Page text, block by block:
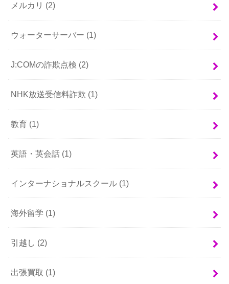
メルカリ (2)
ウォーターサーバー (1)
J:COMの詐欺点検 (2)
NHK放送受信料詐欺 (1)
教育 (1)
英語・英会話 (1)
インターナショナルスクール (1)
海外留学 (1)
引越し (2)
出張買取 (1)